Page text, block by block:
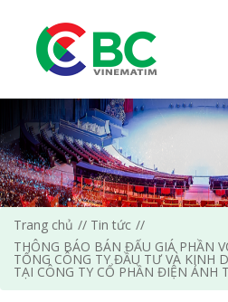
Trang chủ
Tin tức
THÔNG BÁO BÁN ĐẤU GIÁ PHẦN
TỔNG CÔNG TY ĐẦU TƯ VÀ KINH
TẠI CÔNG TY CỔ PHẦN ĐIỆN ẢNH